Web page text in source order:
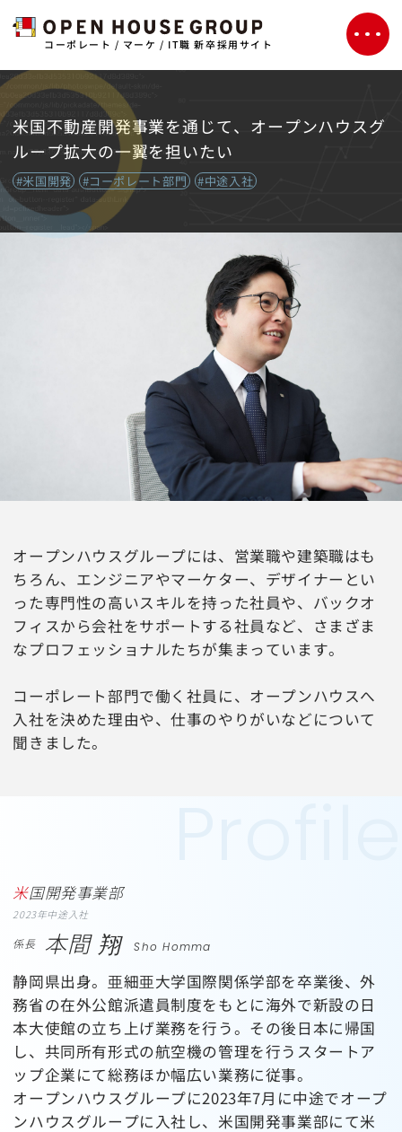
コーポレート / マーケ / IT職 新卒採用サイト
米国不動産開発事業を通じて、オープンハウスグ
ループ拡大の一翼を担いたい
#米国開発 #コーポレート部門 #中途入社
オープンハウスグループには、営業職や建築職はも
ちろん、エンジニアやマーケター、デザイナーとい
った専門性の高いスキルを持った社員や、バックオ
フィスから会社をサポートする社員など、さまざま
なプロフェッショナルたちが集まっています。
コーポレート部門で働く社員に、オープンハウスへ
入社を決めた理由や、仕事のやりがいなどについて
聞きました。
米国開発事業部
2023年中途入社
係長 本間 翔 Sho Homma
静岡県出身。亜細亜大学国際関係学部を卒業後、外
務省の在外公館派遣員制度をもとに海外で新設の日
本大使館の立ち上げ業務を行う。その後日本に帰国
し、共同所有形式の航空機の管理を行うスタートア
ップ企業にて総務ほか幅広い業務に従事。
オープンハウスグループに2023年7月に中途でオープ
ンハウスグループに入社し、米国開発事業部にて米